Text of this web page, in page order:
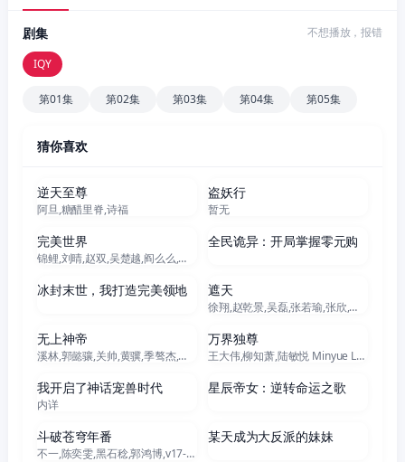
剧集 不想播放，报错
IQY
第01集 第02集 第03集 第04集 第05集
猜你喜欢
逆天至尊
阿旦,糖醋里脊,诗福
盗妖行
暂无
更新至281集
完美世界
锦鲤,刘晴,赵双,吴楚越,阎么么,宣晓鸣
全民诡异：开局掌握零元购
更新至230集
冰封末世，我打造完美领地 遮天
徐翔,赵乾景,吴磊,张若瑜,张欣,王肖兵,韩娇娇,李蝉妃
无上神帝
溪林,郭懿骧,关帅,黄骥,季骜杰,钟巍,烈之流星,蘭雨馨,张妮,徐翔,Akira明,柳知萧
更新至472集
万界独尊
王大伟,柳知萧,陆敏悦 Minyue Lu,黄骥,关帅,蘭雨馨,季骜杰,默伶,宴宁,徐翔,张妮,烈之流星,钟巍,Akira明,安志,kinsen,芥末
更新至142集
我开启了神话宠兽时代
内详
更新至38集
星辰帝女：逆转命运之歌
斗破苍穹年番
不一,陈奕雯,黑石稔,郭鸿博,v17-富贵,王宇航,赵洋
某天成为大反派的妹妹